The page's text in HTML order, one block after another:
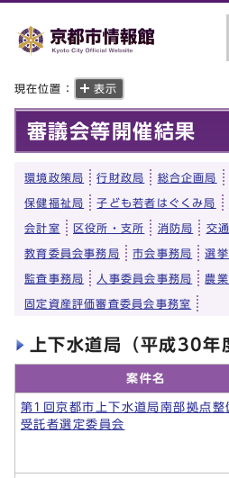
現在位置： 表示
審議会等開催結果
環境政策局 行財政局 総合企画局
保健福祉局 子ども若者はぐくみ局
会計室 区役所・支所 消防局 交
教育委員会事務局 市会事務局 選
監査事務局 人事委員会事務局 農
固定資産評価審査委員会事務室
上下水道局（平成30年
案件名
第1回京都市上下水道局南部拠点整
受託者選定委員会